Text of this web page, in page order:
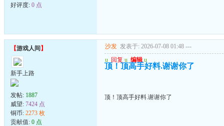
好评度: 0 点
【游戏人间 】
新手上路
发帖: 1887
威望: 7424 点
铜币: 2273 枚
贡献值: 0 点
沙发 发表于: 2026-07-08 01:48 ---
u 回复 u 编辑 u
顶！顶高手好料.谢谢你了
顶！顶高手好料.谢谢你了